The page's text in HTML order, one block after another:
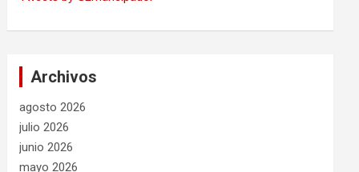
Archivos
agosto 2026
julio 2026
junio 2026
mayo 2026